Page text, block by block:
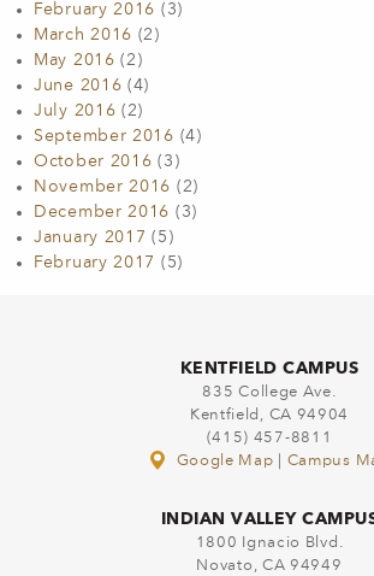
February 2016 (3)
March 2016 (2)
May 2016 (2)
June 2016 (4)
July 2016 (2)
September 2016 (4)
October 2016 (3)
November 2016 (2)
December 2016 (3)
January 2017 (5)
February 2017 (5)
KENTFIELD CAMPUS
835 College Ave.
Kentfield, CA 94904
(415) 457-8811
Google Map
Campus
INDIAN VALLEY
1800 Ignacio Blvd.
Novato, CA 94949